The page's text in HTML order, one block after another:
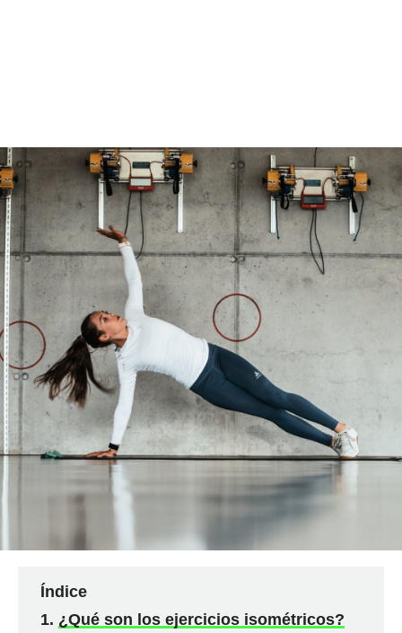
Índice
¿Qué son los ejercicios isométricos?